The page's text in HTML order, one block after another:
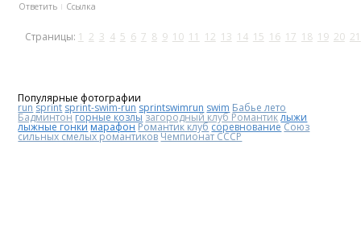
Ответить Ссылка
Страницы: 1 2 3 4 5 6 7 8 9 10 11 12 13 14 15 16 17 18 19 20 21
Популярные фотографии
run sprint sprint-swim-run sprintswimrun swim Бабье лето
Бадминтонгорные козлы загородный клуб Романтиклыжи
лыжные гонки марафонРомантик клубсоревнованиеСоюз
сильных смелых романтиковЧемпионат СССР